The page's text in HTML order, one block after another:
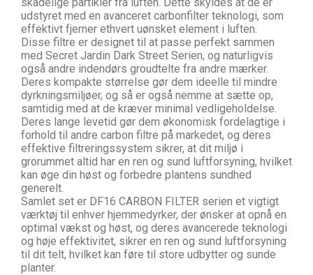
udstyret med en avanceret carbonfilter teknologi, som
effektivt fjerner ethvert uønsket element i luften.
Disse filtre er designet til at passe perfekt sammen
med Secret Jardin Dark Street Serien, og naturligvis
også andre indendørs groudtelte fra andre mærker.
Deres kompakte størrelse gør dem ideelle til mindre
dyrkningsmiljøer, og så er også nemme at sætte op,
samtidig med at de kræver minimal vedligeholdelse.
Deres lange levetid gør dem økonomisk fordelagtige i
forhold til andre carbon filtre på markedet, og deres
effektive filtreringssystem sikrer, at dit miljø i
grorummet altid har en ren og sund luftforsyning, hvilket
kan øge din høst og forbedre plantens sundhed
generelt.
Samlet set er DF16 CARBON FILTER serien et vigtigt
værktøj til enhver hjemmedyrker, der ønsker at opnå en
optimal vækst og høst, og deres avancerede teknologi
og høje effektivitet, sikrer en ren og sund luftforsyning
til dit telt, hvilket kan føre til store udbytter og sunde
planter.